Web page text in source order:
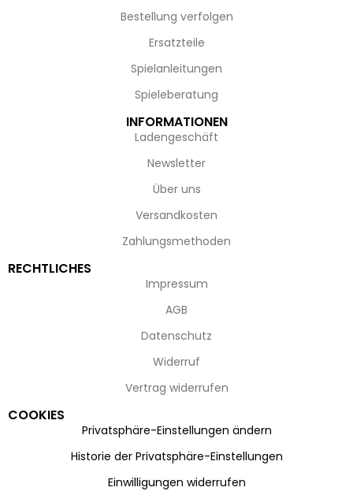
Bestellung verfolgen
Ersatzteile
Spielanleitungen
Spieleberatung
INFORMATIONEN
Ladengeschäft
Newsletter
Über uns
Versandkosten
Zahlungsmethoden
RECHTLICHES
Impressum
AGB
Datenschutz
Widerruf
Vertrag widerrufen
COOKIES
Privatsphäre-Einstellungen ändern
Historie der Privatsphäre-Einstellungen
Einwilligungen widerrufen